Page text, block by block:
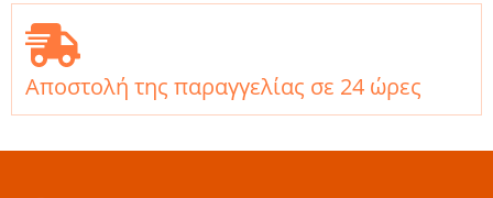
Αποστολή της παραγγελίας σε 24 ώρες